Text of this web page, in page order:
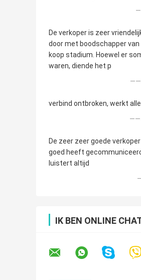
De verkoper is zeer
door met boodschapper van
koop stadium. Hoewel er
waren, diende het p
——
verbind ontbroken, werkt
——
De zeer zeer goede
goed heeft
luistert altijd
IK BEN ONLINE